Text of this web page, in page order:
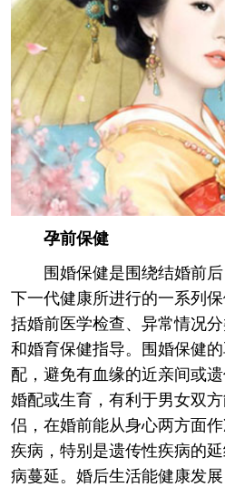
孕前保健
围婚保健是围绕结婚前
下一代健康所进行的一系列
括婚前医学检查、异常情况
和婚育保健指导。围婚保健
配，避免有血缘的近亲间或
婚配或生育，有利于男女双
侣，在婚前能从身心两方面
疾病，特别是遗传性疾病的
病蔓延。婚后生活能健康发